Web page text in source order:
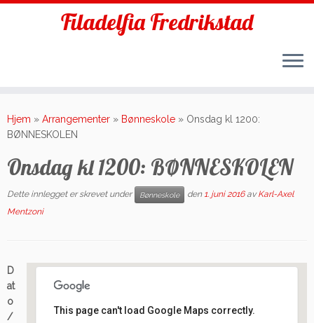
to
content
Filadelfia Fredrikstad
Hjem » Arrangementer » Bønneskole » Onsdag kl 1200:
BØNNESKOLEN
Onsdag kl 1200: BØNNESKOLEN
Dette innlegget er skrevet under Bønneskole den 1. juni 2016 avKarl-Axel
Mentzoni
This page can't load Google Maps correctly.
D
at
o
/